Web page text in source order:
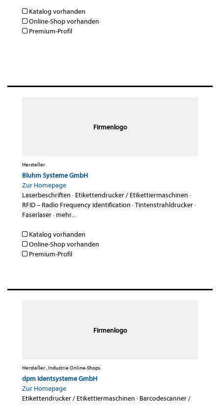
Katalog vorhanden
Online-Shop vorhanden
Premium-Profil
Firmenlogo
Hersteller
Bluhm Systeme GmbH
Zur Homepage
Laserbeschriften · Etikettendrucker / Etikettiermaschinen ·
RFID – Radio Frequency Identification ·Tintenstrahldrucker·
Faserlaser· mehr...
Katalog vorhanden
Online-Shop vorhanden
Premium-Profil
Firmenlogo
Hersteller , Industrie Online-Shops
dpm Identsysteme GmbH
Zur Homepage
Etikettendrucker / Etikettiermaschinen · Barcodescanner /